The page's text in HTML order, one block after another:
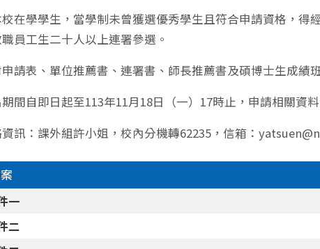
在學學生，當學制未曾獲選優秀學生且符合申請資格，得
員工生二十人以上連署參選。
請表、單位推薦書、連署書、師長推薦書及碩博士生成績
間自即日起至113年11月18日（一）17時止，申請相關資
訊：課外組許小姐，校內分機轉62235，信箱：
一
二